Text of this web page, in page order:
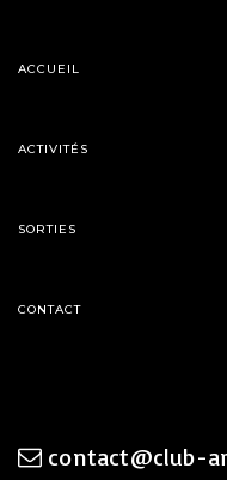
ACCUEIL
ACTIVITÉS
SORTIES
CONTACT
contact@club-